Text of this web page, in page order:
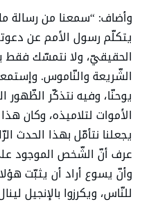
وأضاف: “سمعنا من رسالة
يتكلّم رسول الأمم عن
الحقيقيّ، ولا نتمسّك فقط
الشّريعة والنّاموس.
يوحنّا، وفيه نتذكّر الظّهور
الأموات لتلاميذه، وكان
يجعلنا نتأمّل بهذا الحدث
عرف أنّ الشّخص الموجود
وأنّ يسوع أراد أن يثبّت
للنّاس، ويكرزوا بالإنجيل